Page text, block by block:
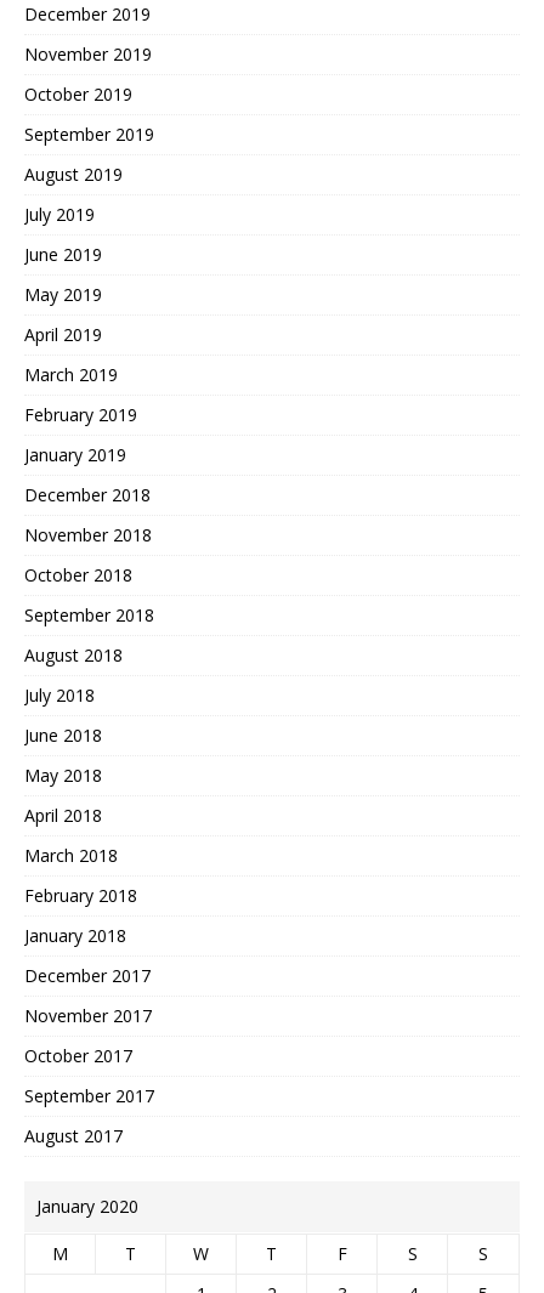
December 2019
November 2019
October 2019
September 2019
August 2019
July 2019
June 2019
May 2019
April 2019
March 2019
February 2019
January 2019
December 2018
November 2018
October 2018
September 2018
August 2018
July 2018
June 2018
May 2018
April 2018
March 2018
February 2018
January 2018
December 2017
November 2017
October 2017
September 2017
August 2017
January 2020
M T W T F S
S